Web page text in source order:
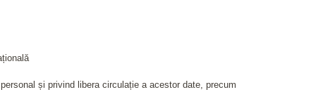
și privind libera circulație a acestor date, precum